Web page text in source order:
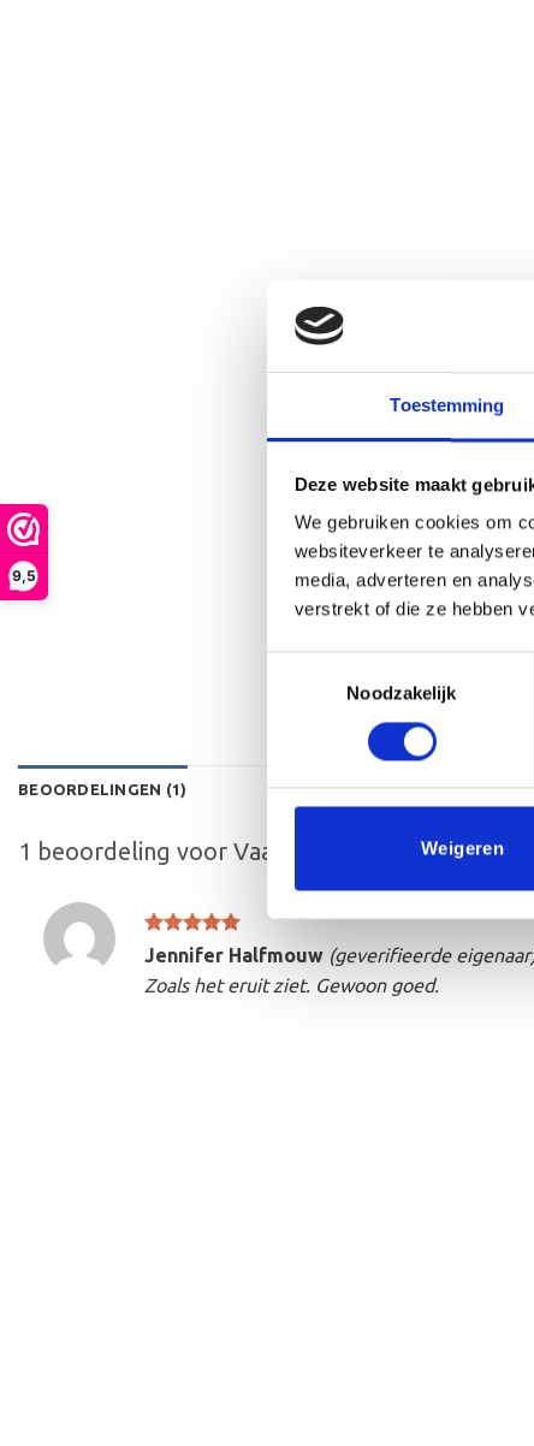
9,5
Toestemming
Deze website maakt
We gebruiken cookies om
websiteverkeer te
media, adverteren en
verstrekt of die ze hebben
Noodzakelijk
Weigeren
BEOORDELINGEN (1)
1 beoordeling voor Vaan Satijn 18×5 cm
Gewaardeerd
Jennifer Halfmouw (geverifieerde
Zoals het eruit ziet. Gewoon goed.